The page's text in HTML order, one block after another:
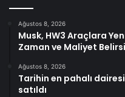
Ağustos 8, 2026
Musk, HW3 Araçlara
Zaman ve Maliyet
Ağustos 8, 2026
Tarihin en pahalı
satıldı